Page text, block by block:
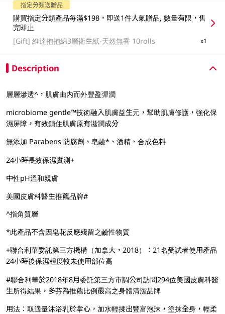
指定分類送贈品
購買指定分類產品每滿$198，即送1件人氣贈品, 數量有限，售
完即止
[Gift]維達抱抱綿3層衛生紙-天然無香 10rolls x1
Description
層層滲透^，肌膚由内而外豐盈彈潤
microbiome gentle™技術融入肌膚益生元，幫助肌膚修護，強化保
濕屏障，有效鎖住肌膚原有滋潤成分
無添加 Parabens 防腐劑、皂鹼*、酒精、合成色料
24小時長效保濕實測+
中性pH溫和親膚
美國皮膚科醫生推薦品牌#
^指角質層
*此產品不含因皂花反應殘留之鹼性物質
+聯合利華委託第三方機構（加拿大，2018）：21名受試者使用產品
24小時後保濕程度較未使用部位高
#聯合利華於2018年8月委託第三方市調公司訪問294位美國皮膚科醫
生所得結果，多芬為推薦比例最高之身體清潔品牌
用法：取適量沐浴乳於掌心，加水輕揉出豐富泡沫，塗抹全身，輕柔